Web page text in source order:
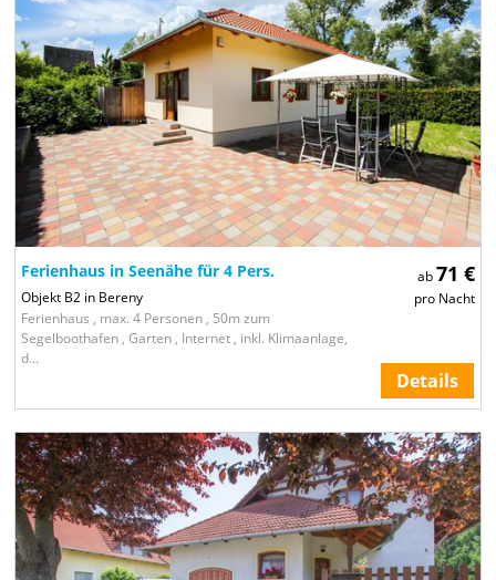
ab71 €
pro Nacht
Ferienhaus in Seenähe für 4 Pers.
Objekt B2 in Bereny
Ferienhaus , max. 4 Personen , 50m zum
Segelboothafen , Garten , Internet , inkl. Klimaanlage,
d...
Details